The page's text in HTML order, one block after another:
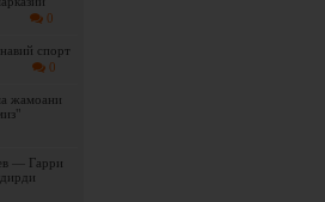
0
спорт
0
жамоани
— Гарри